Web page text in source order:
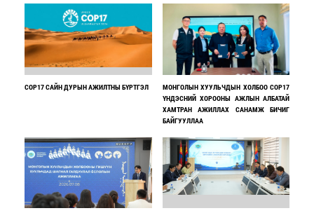
COP17 САЙН ДУРЫН АЖИЛТНЫ БҮРТГЭЛ
МОНГОЛЫН ХУУЛЬЧДЫН ХОЛБОО COP17
ҮНДЭСНИЙ ХОРООНЫ АЖЛЫН АЛБАТАЙ
ХАМТРАН АЖИЛЛАХ САНАМЖ БИЧИГ
БАЙГУУЛЛАА